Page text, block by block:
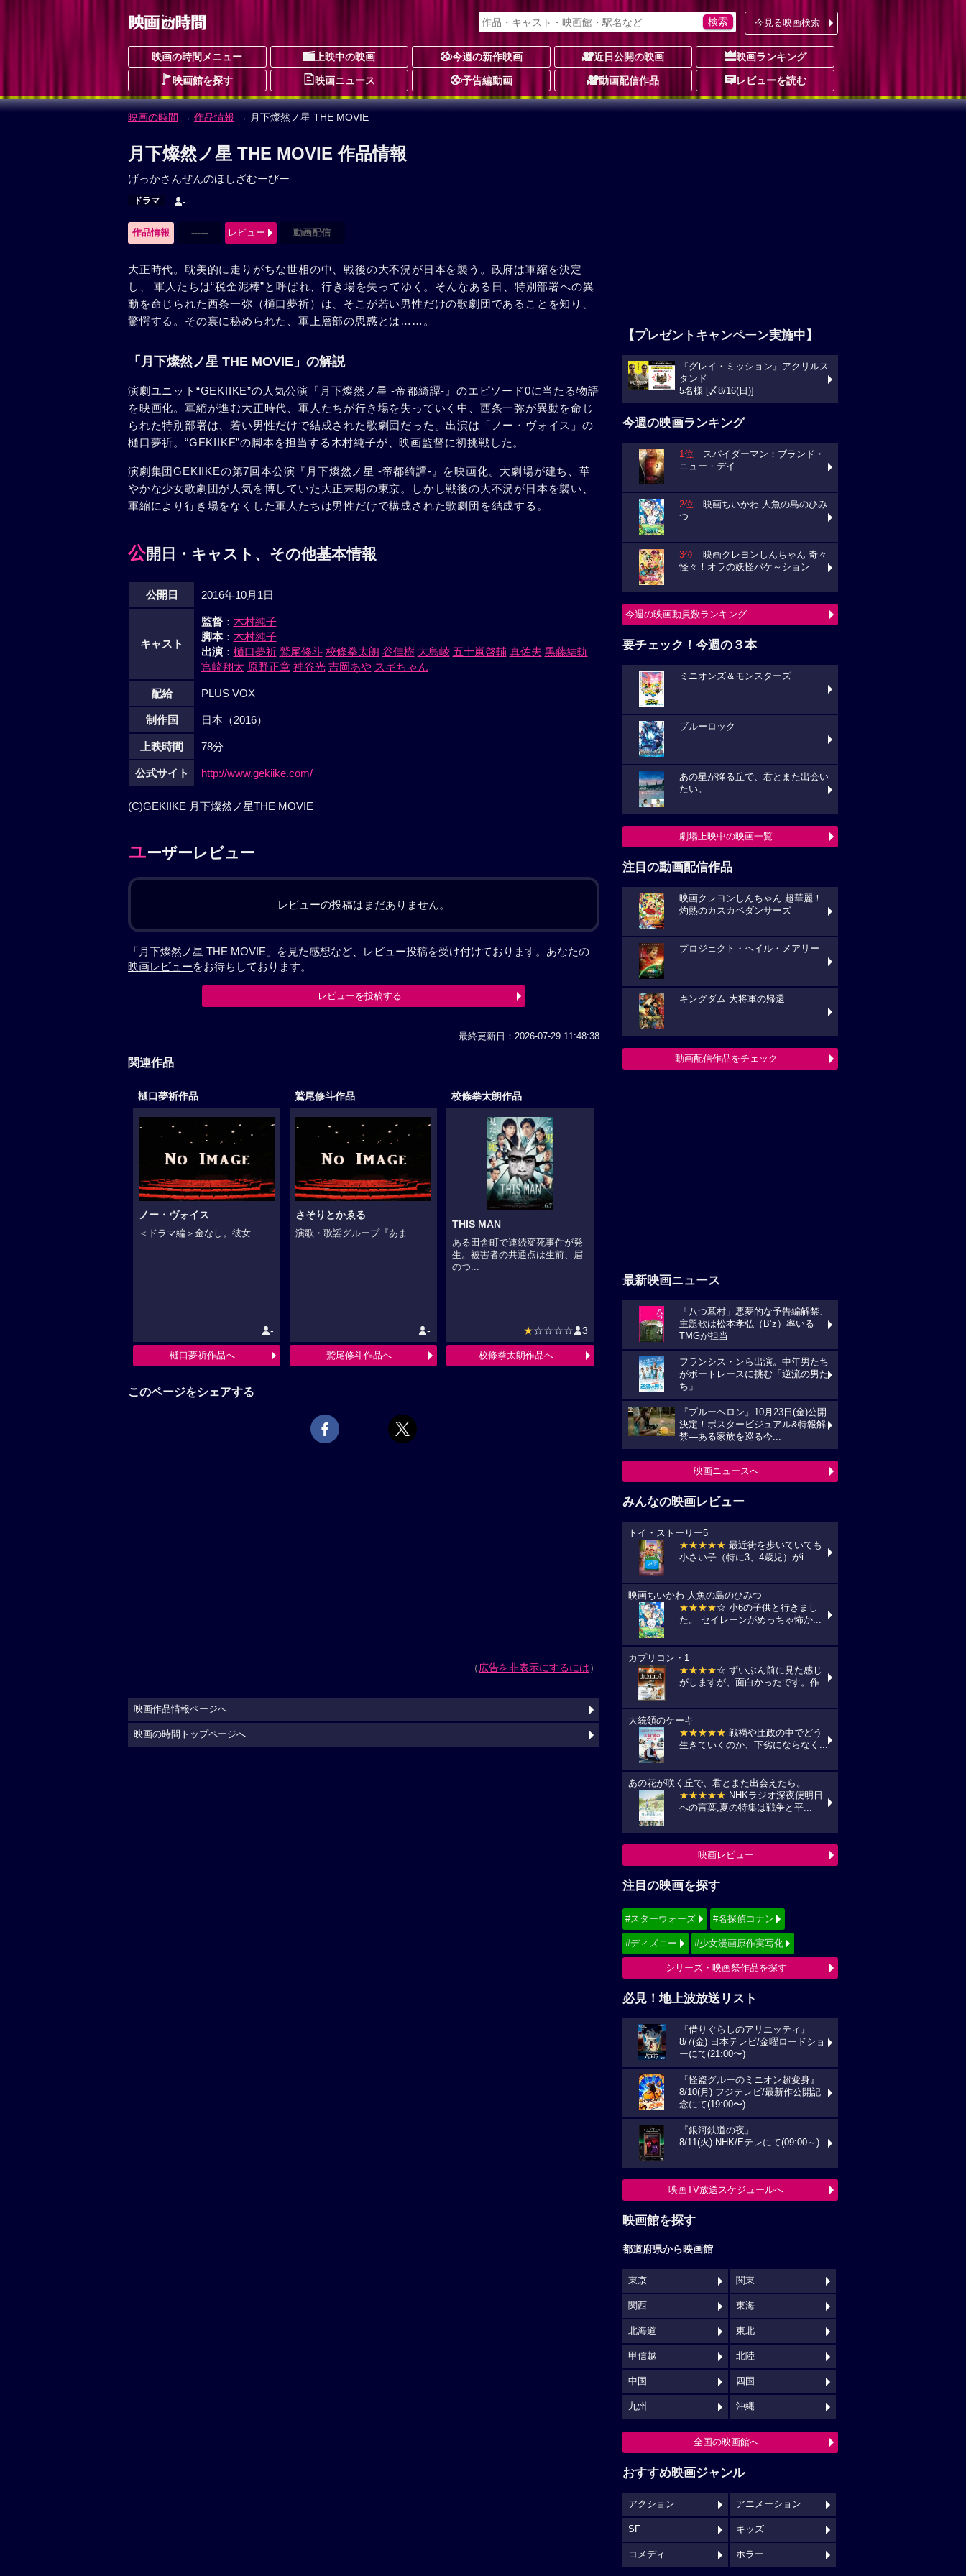
今見る映画検索
映画の時間メニュー 上映中の映画 今週の新作映画 近日公開の映画 映画ランキング
映画館を探す 映画ニュース 予告編動画 動画配信作品 レビューを読む
映画の時間 → 作品情報 → 月下燦然ノ星 THE MOVIE
月下燦然ノ星 THE MOVIE 作品情報
げっかさんぜんのほしざむーびー
ドラマ -
作品情報 ------ レビュー 動画配信
大正時代。耽美的に走りがちな世相の中、戦後の大不況が日本を襲う。政府は軍縮を決定
し、 軍人たちは“税金泥棒”と呼ばれ、行き場を失ってゆく。そんなある日、特別部署への異
動を命じられた西条一弥（樋口夢祈）は、そこが若い男性だけの歌劇団であることを知り、
驚愕する。その裏に秘められた、軍上層部の思惑とは……。
「月下燦然ノ星 THE MOVIE」の解説
演劇ユニット“GEKIIKE”の人気公演『月下燦然ノ星 -帝都綺譚-』のエピソード0に当たる物語
を映画化。軍縮が進む大正時代、軍人たちが行き場を失っていく中、西条一弥が異動を命じ
られた特別部署は、若い男性だけで結成された歌劇団だった。出演は「ノー・ヴォイス」の
樋口夢祈。“GEKIIKE”の脚本を担当する木村純子が、映画監督に初挑戦した。
演劇集団GEKIIKEの第7回本公演『月下燦然ノ星 -帝都綺譚-』を映画化。大劇場が建ち、華
やかな少女歌劇団が人気を博していた大正末期の東京。しかし戦後の大不況が日本を襲い、
軍縮により行き場をなくした軍人たちは男性だけで構成された歌劇団を結成する。
公開日・キャスト、その他基本情報
公開日 2016年10月1日
キャスト
監督： 木村純子
脚本： 木村純子
出演： 樋口夢祈 鷲尾修斗 校條拳太朗 谷佳樹 大島崚 五十嵐啓輔 真佐夫 黒藤結軌
宮崎翔太 原野正章 神谷光 吉岡あや スギちゃん
配給 PLUS VOX
制作国 日本（2016）
上映時間 78分
公式サイト http://www.gekiike.com/
(C)GEKIIKE 月下燦然ノ星THE MOVIE
ユーザーレビュー
レビューの投稿はまだありません。
「月下燦然ノ星 THE MOVIE」を見た感想など、レビュー投稿を受け付けております。あなたの
映画レビューをお待ちしております。
レビューを投稿する
最終更新日：2026-07-29 11:48:38
関連作品
樋口夢祈作品
ノー・ヴォイス
＜ドラマ編＞金なし。彼女...
-
樋口夢祈作品へ
鷲尾修斗作品
さそりとかゑる
演歌・歌謡グループ『あま...
-
鷲尾修斗作品へ
校條拳太朗作品
THIS MAN
ある田舎町で連続変死事件が発
生。被害者の共通点は生前、眉
のつ...
★☆☆☆☆ 3
校條拳太朗作品へ
このページをシェアする
（広告を非表示にするには）
【プレゼントキャンペーン実施中】
『グレイ・ミッション』アクリルス
タンド
5名様 [〆8/16(日)]
今週の映画ランキング
1位 スパイダーマン：ブランド・
ニュー・デイ
2位 映画ちいかわ 人魚の島のひみ
つ
3位 映画クレヨンしんちゃん 奇々
怪々！オラの妖怪バケ～ション
今週の映画動員数ランキング
要チェック！今週の３本
ミニオンズ＆モンスターズ
ブルーロック
あの星が降る丘で、君とまた出会い
たい。
劇場上映中の映画一覧
注目の動画配信作品
映画クレヨンしんちゃん 超華麗！
灼熱のカスカベダンサーズ
プロジェクト・ヘイル・メアリー
キングダム 大将軍の帰還
動画配信作品をチェック
最新映画ニュース
「八つ墓村」悪夢的な予告編解禁、
主題歌は松本孝弘（B’z）率いる
TMGが担当
フランシス・ンら出演。中年男たち
がボートレースに挑む「逆流の男た
ち」
『ブルーヘロン』10月23日(金)公開
決定！ポスタービジュアル&特報解
禁―ある家族を巡る今...
映画ニュースへ
みんなの映画レビュー
トイ・ストーリー5
★★★★★ 最近街を歩いていても
小さい子（特に3、4歳児）がi...
映画ちいかわ 人魚の島のひみつ
★★★★☆ 小6の子供と行きまし
た。 セイレーンがめっちゃ怖か...
カプリコン・1
★★★★☆ ずいぶん前に見た感じ
がしますが、面白かったです。作...
大統領のケーキ
★★★★★ 戦禍や圧政の中でどう
生きていくのか、下劣にならなく...
あの花が咲く丘で、君とまた出会えたら。
★★★★★ NHKラジオ深夜便明日
への言葉,夏の特集は戦争と平...
映画レビュー
注目の映画を探す
#スターウォーズ #名探偵コナン
#ディズニー #少女漫画原作実写化
シリーズ・映画祭作品を探す
必見！地上波放送リスト
『借りぐらしのアリエッティ』
8/7(金) 日本テレビ/金曜ロードショ
ーにて(21:00〜)
『怪盗グルーのミニオン超変身』
8/10(月) フジテレビ/最新作公開記
念にて(19:00〜)
『銀河鉄道の夜』
8/11(火) NHK/Eテレにて(09:00～)
映画TV放送スケジュールへ
映画館を探す
都道府県から映画館
東京 関東
関西 東海
北海道 東北
甲信越 北陸
中国 四国
九州 沖縄
全国の映画館へ
おすすめ映画ジャンル
アクション アニメーション
SF キッズ
コメディ ホラー
映画作品情報ページへ
映画の時間トップページへ